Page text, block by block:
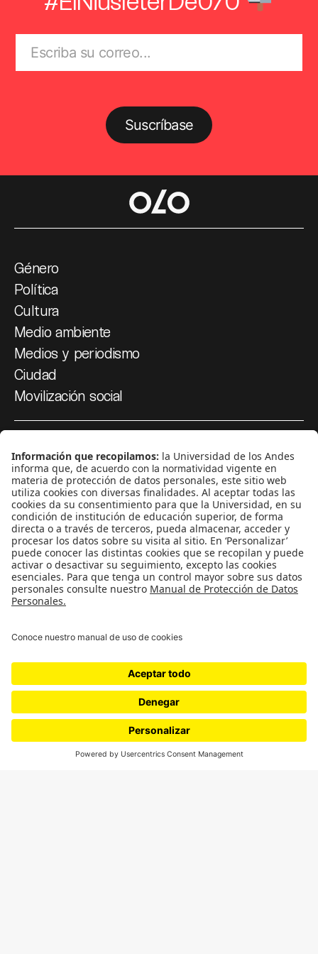
Suscríbase
Género
Política
Cultura
Medio ambiente
Medios y periodismo
Ciudad
Movilización social
¿Quiénes somos?
Podcasts
Ediciones especiales
Proyectos 070
SÍGUENOS
CONTÁCTANOS
cerosetenta@uniandes.edu.co